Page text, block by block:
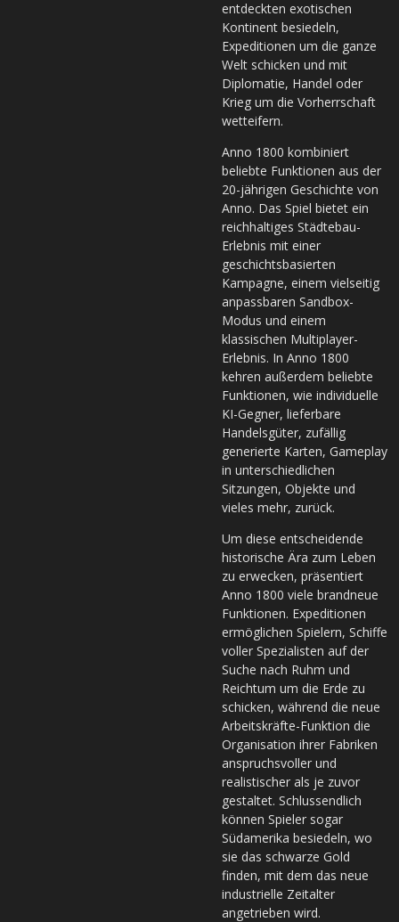
entdeckten exotischen
Kontinent besiedeln,
Expeditionen um die ganze
Welt schicken und mit
Diplomatie, Handel oder
Krieg um die Vorherrschaft
wetteifern.
Anno 1800 kombiniert
beliebte Funktionen aus der
20-jährigen Geschichte von
Anno. Das Spiel bietet ein
reichhaltiges Städtebau-
Erlebnis mit einer
geschichtsbasierten
Kampagne, einem vielseitig
anpassbaren Sandbox-
Modus und einem
klassischen Multiplayer-
Erlebnis. In Anno 1800
kehren außerdem beliebte
Funktionen, wie individuelle
KI-Gegner, lieferbare
Handelsgüter, zufällig
generierte Karten, Gameplay
in unterschiedlichen
Sitzungen, Objekte und
vieles mehr, zurück.
Um diese entscheidende
historische Ära zum Leben
zu erwecken, präsentiert
Anno 1800 viele brandneue
Funktionen. Expeditionen
ermöglichen Spielern, Schiffe
voller Spezialisten auf der
Suche nach Ruhm und
Reichtum um die Erde zu
schicken, während die neue
Arbeitskräfte-Funktion die
Organisation ihrer Fabriken
anspruchsvoller und
realistischer als je zuvor
gestaltet. Schlussendlich
können Spieler sogar
Südamerika besiedeln, wo
sie das schwarze Gold
finden, mit dem das neue
industrielle Zeitalter
angetrieben wird.